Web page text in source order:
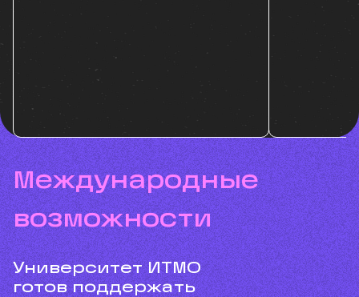
международные
возможности
Университет ИТМО
готов поддержать